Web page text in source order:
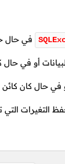
في حال
أو في حال
في حال كان كائن
التغيرات